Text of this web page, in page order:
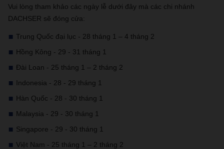
Vui lòng tham khảo các ngày lễ dưới đây mà các chi nhánh
DACHSER sẽ đóng cửa:
Trung Quốc đại lục - 28 tháng 1 – 4 tháng 2
Hồng Kông - 29 - 31 tháng 1
Đài Loan - 25 tháng 1 – 2 tháng 2
Indonesia - 28 - 29 tháng 1
Hàn Quốc - 28 - 30 tháng 1
Malaysia - 29 - 30 tháng 1
Singapore - 29 - 30 tháng 1
Việt Nam - 25 tháng 1 – 2 tháng 2